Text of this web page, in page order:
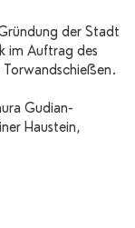
der Stadt
im Auftrag des
Gudian-
Haustein,